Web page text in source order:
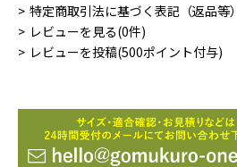
特定商取引法に基づく表記（返品等）
レビューを見る(0件)
レビューを投稿(500ポイント付与)